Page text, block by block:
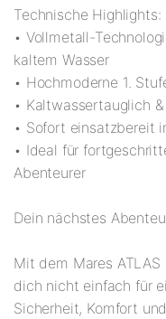
Technische Highlights:
• Vollmetall-
kaltem Wasser
• Hochmoderne 1.
• Kaltwassertauglich
• Sofort einsatzbereit
• Ideal für
Abenteurer
Dein nächstes
Mit dem Mares
dich nicht einfach für
Sicherheit, Komfort